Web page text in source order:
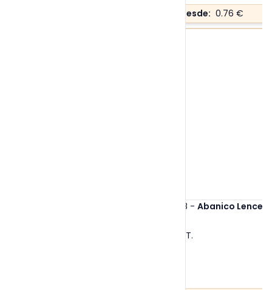
Precio desde: 0.76 €
Ref. 6468 - Abanico Lencer
S/T.